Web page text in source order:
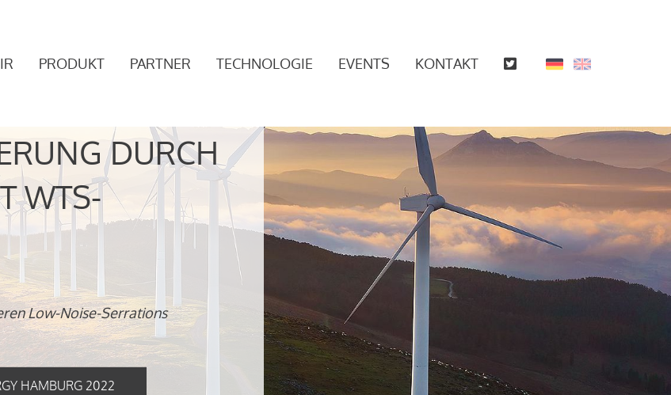
PRODUKT PARTNER TECHNOLOGIE EVENTS KONTAKT
DURCH
WTS-
Low-Noise-Serrations
HAMBURG 2022